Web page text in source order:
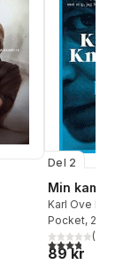
Del 2
Min kamp 2
Karl Ove
Pocket, 2012
3,8utav 5(
89 kr